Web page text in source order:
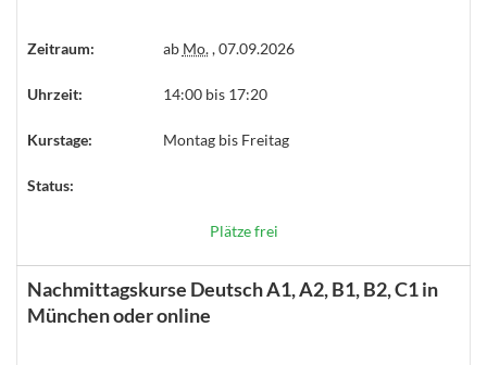
Zeitraum: ab Mo., 07.09.2026
Uhrzeit: 14:00 bis 17:20
Kurstage: Montag bis Freitag
Status:
Plätze frei
Nachmittagskurse Deutsch A1, A2, B1, B2, C1 in
München oder online